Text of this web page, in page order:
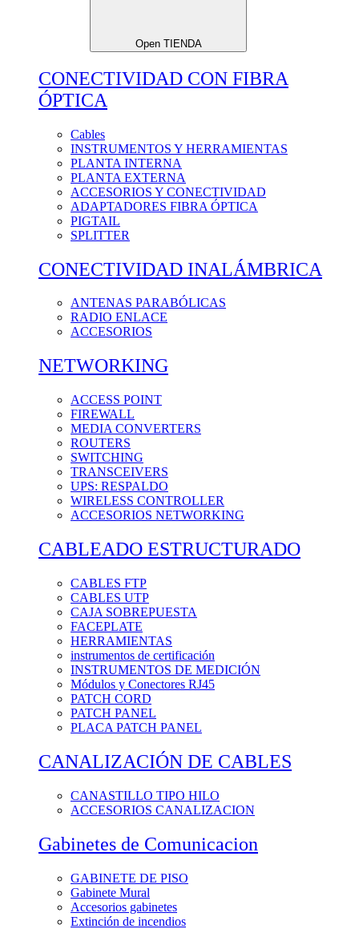
Open TIENDA
CONECTIVIDAD CON FIBRA
ÓPTICA
Cables
INSTRUMENTOS Y HERRAMIENTAS
PLANTA INTERNA
PLANTA EXTERNA
ACCESORIOS Y CONECTIVIDAD
ADAPTADORES FIBRA ÓPTICA
PIGTAIL
SPLITTER
CONECTIVIDAD INALÁMBRICA
ANTENAS PARABÓLICAS
RADIO ENLACE
ACCESORIOS
NETWORKING
ACCESS POINT
FIREWALL
MEDIA CONVERTERS
ROUTERS
SWITCHING
TRANSCEIVERS
UPS: RESPALDO
WIRELESS CONTROLLER
ACCESORIOS NETWORKING
CABLEADO ESTRUCTURADO
CABLES FTP
CABLES UTP
CAJA SOBREPUESTA
FACEPLATE
HERRAMIENTAS
instrumentos de certificación
INSTRUMENTOS DE MEDICIÓN
Módulos y Conectores RJ45
PATCH CORD
PATCH PANEL
PLACA PATCH PANEL
CANALIZACIÓN DE CABLES
CANASTILLO TIPO HILO
ACCESORIOS CANALIZACION
Gabinetes de Comunicacion
GABINETE DE PISO
Gabinete Mural
Accesorios gabinetes
Extinción de incendios